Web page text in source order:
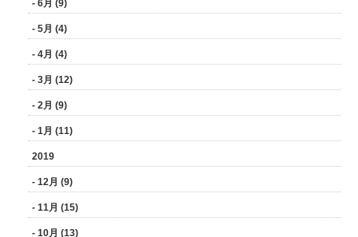
- 6月 (9)
- 5月 (4)
- 4月 (4)
- 3月 (12)
- 2月 (9)
- 1月 (11)
2019
- 12月 (9)
- 11月 (15)
- 10月 (13)